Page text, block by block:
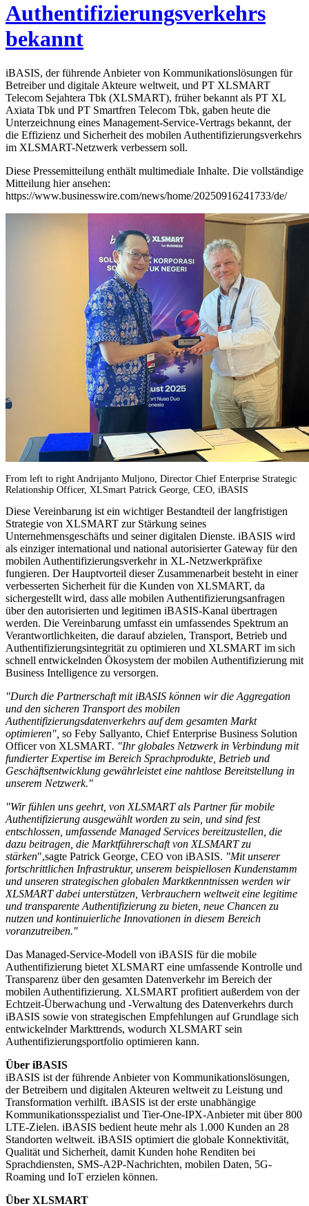
Authentifizierungsverkehrs
bekannt
iBASIS, der führende Anbieter von Kommunikationslösungen für
Betreiber und digitale Akteure weltweit, und PT XLSMART
Telecom Sejahtera Tbk (XLSMART), früher bekannt als PT XL
Axiata Tbk und PT Smartfren Telecom Tbk, gaben heute die
Unterzeichnung eines Management-Service-Vertrags bekannt, der
die Effizienz und Sicherheit des mobilen Authentifizierungsverkehrs
im XLSMART-Netzwerk verbessern soll.
Diese Pressemitteilung enthält multimediale Inhalte. Die vollständige
Mitteilung hier ansehen:
https://www.businesswire.com/news/home/20250916241733/de/
From left to right Andrijanto Muljono, Director Chief Enterprise Strategic
Relationship Officer, XLSmart Patrick George, CEO, iBASIS
Diese Vereinbarung ist ein wichtiger Bestandteil der langfristigen
Strategie von XLSMART zur Stärkung seines
Unternehmensgeschäfts und seiner digitalen Dienste. iBASIS wird
als einziger international und national autorisierter Gateway für den
mobilen Authentifizierungsverkehr in XL-Netzwerkpräfixe
fungieren. Der Hauptvorteil dieser Zusammenarbeit besteht in einer
verbesserten Sicherheit für die Kunden von XLSMART, da
sichergestellt wird, dass alle mobilen Authentifizierungsanfragen
über den autorisierten und legitimen iBASIS-Kanal übertragen
werden. Die Vereinbarung umfasst ein umfassendes Spektrum an
Verantwortlichkeiten, die darauf abzielen, Transport, Betrieb und
Authentifizierungsintegrität zu optimieren und XLSMART im sich
schnell entwickelnden Ökosystem der mobilen Authentifizierung mit
Business Intelligence zu versorgen.
"Durch die Partnerschaft mit iBASIS können wir die Aggregation
und den sicheren Transport des mobilen
Authentifizierungsdatenverkehrs auf dem gesamten Markt
optimieren", so Feby Sallyanto, Chief Enterprise Business Solution
Officer von XLSMART. "Ihr globales Netzwerk in Verbindung mit
fundierter Expertise im Bereich Sprachprodukte, Betrieb und
Geschäftsentwicklung gewährleistet eine nahtlose Bereitstellung in
unserem Netzwerk."
"Wir fühlen uns geehrt, von XLSMART als Partner für mobile
Authentifizierung ausgewählt worden zu sein, und sind fest
entschlossen, umfassende Managed Services bereitzustellen, die
dazu beitragen, die Marktführerschaft von XLSMART zu
stärken",sagte Patrick George, CEO von iBASIS. "Mit unserer
fortschrittlichen Infrastruktur, unserem beispiellosen Kundenstamm
und unseren strategischen globalen Marktkenntnissen werden wir
XLSMART dabei unterstützen, Verbrauchern weltweit eine legitime
und transparente Authentifizierung zu bieten, neue Chancen zu
nutzen und kontinuierliche Innovationen in diesem Bereich
voranzutreiben."
Das Managed-Service-Modell von iBASIS für die mobile
Authentifizierung bietet XLSMART eine umfassende Kontrolle und
Transparenz über den gesamten Datenverkehr im Bereich der
mobilen Authentifizierung. XLSMART profitiert außerdem von der
Echtzeit-Überwachung und -Verwaltung des Datenverkehrs durch
iBASIS sowie von strategischen Empfehlungen auf Grundlage sich
entwickelnder Markttrends, wodurch XLSMART sein
Authentifizierungsportfolio optimieren kann.
Über iBASIS
iBASIS ist der führende Anbieter von Kommunikationslösungen,
der Betreibern und digitalen Akteuren weltweit zu Leistung und
Transformation verhilft. iBASIS ist der erste unabhängige
Kommunikationsspezialist und Tier-One-IPX-Anbieter mit über 800
LTE-Zielen. iBASIS bedient heute mehr als 1.000 Kunden an 28
Standorten weltweit. iBASIS optimiert die globale Konnektivität,
Qualität und Sicherheit, damit Kunden hohe Renditen bei
Sprachdiensten, SMS-A2P-Nachrichten, mobilen Daten, 5G-
Roaming und IoT erzielen können.
Über XLSMART